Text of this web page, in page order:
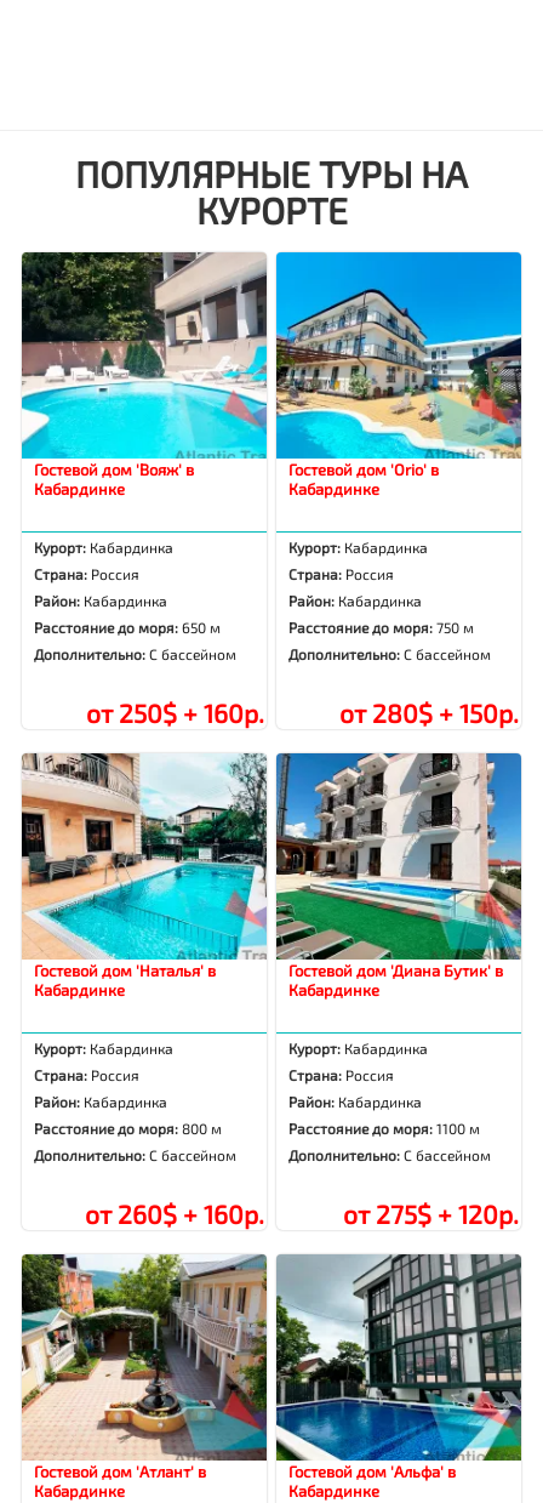
ПОПУЛЯРНЫЕ ТУРЫ НА
КУРОРТЕ
Гостевой дом 'Вояж' в
Кабардинке
Курорт: Кабардинка
Страна: Россия
Район: Кабардинка
Расстояние до моря:650 м
Дополнительно:С бассейном
от 250$ + 160р.
Гостевой дом 'Orio' в
Кабардинке
Курорт: Кабардинка
Страна: Россия
Район: Кабардинка
Расстояние до моря:750 м
Дополнительно:С бассейном
от 280$ + 150р.
Гостевой дом 'Наталья' в
Кабардинке
Курорт: Кабардинка
Страна: Россия
Район: Кабардинка
Расстояние до моря:800 м
Дополнительно:С бассейном
от 260$ + 160р.
Гостевой дом 'Диана Бутик' в
Кабардинке
Курорт: Кабардинка
Страна: Россия
Район: Кабардинка
Расстояние до моря:1100 м
Дополнительно:С бассейном
от 275$ + 120р.
Гостевой дом 'Атлант' в
Кабардинке
Гостевой дом 'Альфа' в
Кабардинке